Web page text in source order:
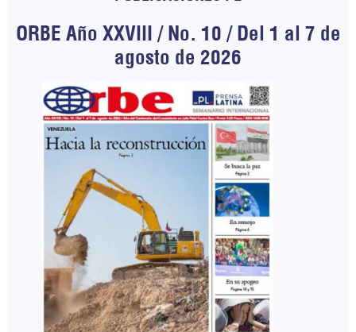
ORBE Año XXVIII / No. 10 / Del 1 al 7 de
agosto de 2026